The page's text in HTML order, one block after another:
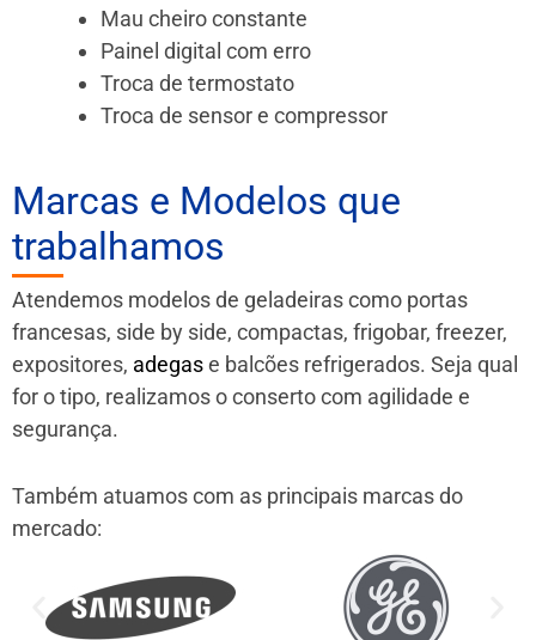
Mau cheiro constante
Painel digital com erro
Troca de termostato
Troca de sensor e compressor
Marcas e Modelos que
trabalhamos
Atendemos modelos de geladeiras como portas
francesas, side by side, compactas, frigobar, freezer,
expositores, adegase balcões refrigerados. Seja qual
for o tipo, realizamos o conserto com agilidade e
segurança.
Também atuamos com as principais marcas do
mercado: